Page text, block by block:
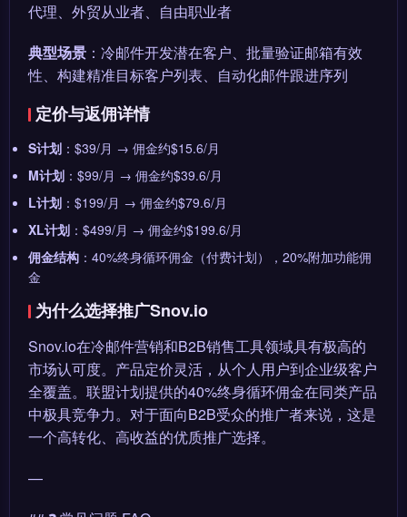
代理、外贸从业者、自由职业者
典型场景 ：冷邮件开发潜在客户、批量验证邮箱有效
性、构建精准目标客户列表、自动化邮件跟进序列
定价与返佣详情
S计划 ：$39/月 → 佣金约$15.6/月
M计划 ：$99/月 → 佣金约$39.6/月
L计划 ：$199/月 → 佣金约$79.6/月
XL计划 ：$499/月 → 佣金约$199.6/月
佣金结构 ：40%终身循环佣金（付费计划），20%附加功能佣
金
为什么选择推广Snov.io
Snov.io在冷邮件营销和B2B销售工具领域具有极高的
市场认可度。产品定价灵活，从个人用户到企业级客户
全覆盖。联盟计划提供的40%终身循环佣金在同类产品
中极具竞争力。对于面向B2B受众的推广者来说，这是
一个高转化、高收益的优质推广选择。
—